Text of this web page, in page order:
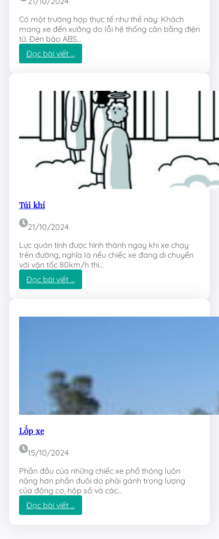
Có một trường hợp thực tế như thế này: Khách
mang xe đến xưởng do lỗi hệ thống cân bằng điện
tử. Đèn báo ABS…
Đọc bài viết …:
S
x
Túi khí
21/10/2024
Lực quán tính được hình thành ngay khi xe chạy
trên đường, nghĩa là nếu chiếc xe đang di chuyển
với vận tốc 80km/h thì…
Đọc bài viết …:
T
k
Lốp xe
15/10/2024
Phần đầu của những chiếc xe phổ thông luôn
nặng hơn phần đuôi do phải gánh trọng lượng
của động cơ, hộp số và các…
Đọc bài viết …:
L